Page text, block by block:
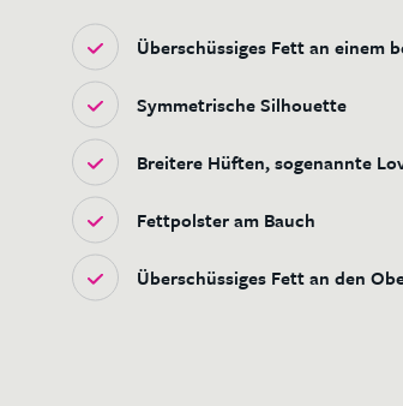
Überschüssiges Fett an einem
Symmetrische Silhouette
Breitere Hüften, sogenannte
Fettpolster am Bauch
Überschüssiges Fett an den